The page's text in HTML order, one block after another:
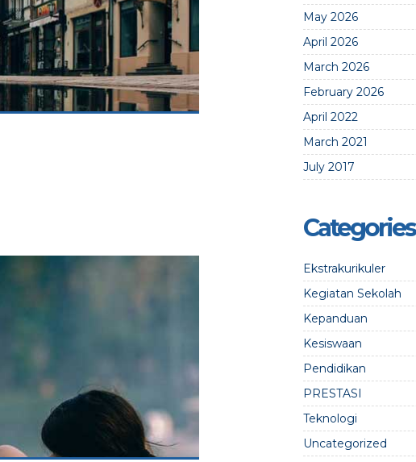
May 2026
April 2026
March 2026
February 2026
April 2022
March 2021
July 2017
Categories
Ekstrakurikuler
Kegiatan Sekolah
Kepanduan
Kesiswaan
Pendidikan
PRESTASI
Teknologi
Uncategorized